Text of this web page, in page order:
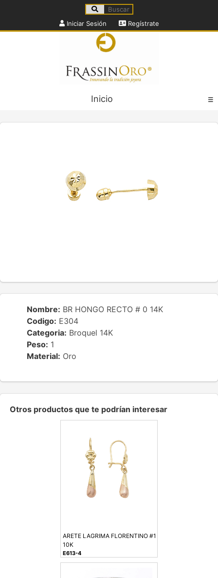
Iniciar Sesión Regístrate
Inicio ☰
Nombre: BR HONGO RECTO # 0 14K
Codigo: E304
Categoria: Broquel 14K
Peso: 1
Material: Oro
Otros productos que te podrían interesar
ARETE LAGRIMA FLORENTINO #1
10K
E613-4